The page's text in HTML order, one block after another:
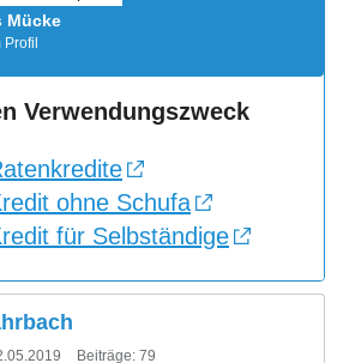
Mücke
Profil
Verwendungszweck
ohne Schufa
für Selbständige
Beiträge: 79